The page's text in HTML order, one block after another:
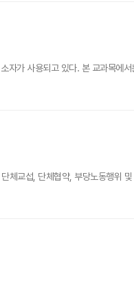
자가 사용되고 있다. 본 교과목에
체교섭, 단체협약, 부당노동행위